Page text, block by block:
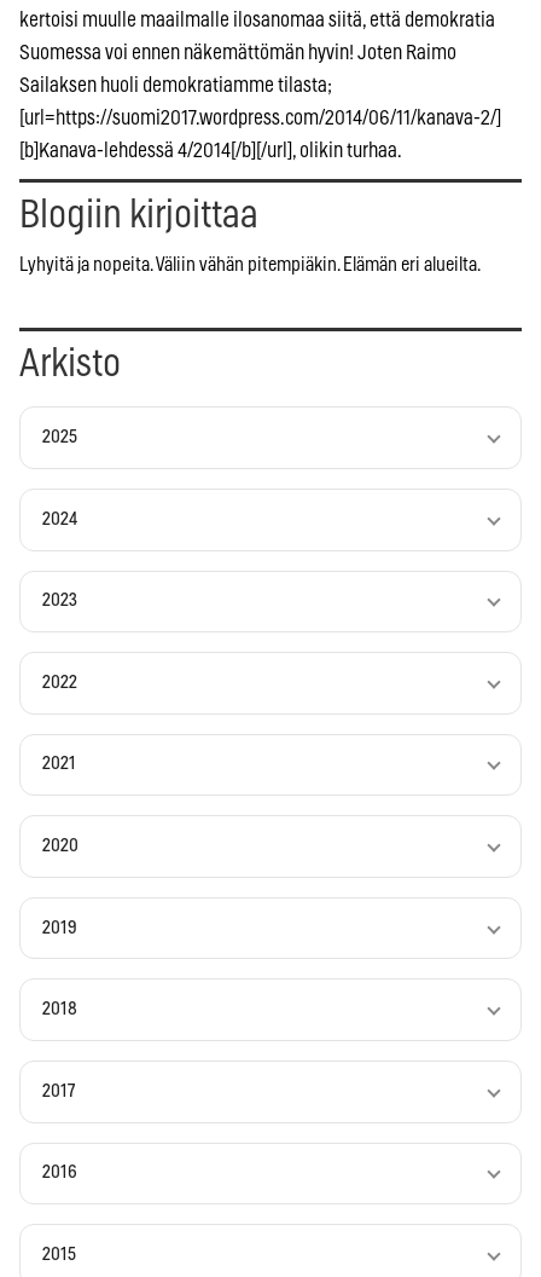
kertoisi muulle maailmalle ilosanomaa siitä, että demokratia
Suomessa voi ennen näkemättömän hyvin! Joten Raimo
Sailaksen huoli demokratiamme tilasta;
[url=https://suomi2017.wordpress.com/2014/06/11/kanava-2/]
[b]Kanava-lehdessä 4/2014[/b][/url], olikin turhaa.
Blogiin kirjoittaa
Lyhyitä ja nopeita. Väliin vähän pitempiäkin. Elämän eri alueilta.
Arkisto
2025
2024
2023
2022
2021
2020
2019
2018
2017
2016
2015